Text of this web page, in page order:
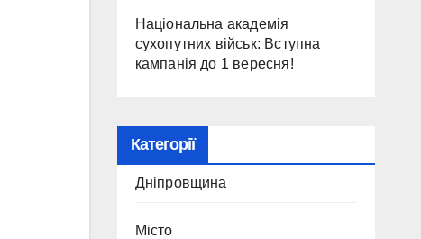
Національна академія
сухопутних військ: Вступна
кампанія до 1 вересня!
Категорії
Дніпровщина
Місто